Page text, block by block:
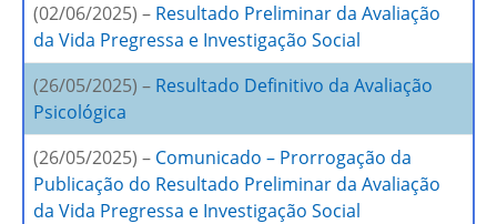
(02/06/2025) – Resultado Preliminar da Avaliação
da Vida Pregressa e Investigação Social
(26/05/2025) – Resultado Definitivo da Avaliação
Psicológica
(26/05/2025) – Comunicado – Prorrogação da
Publicação do Resultado Preliminar da Avaliação
da Vida Pregressa e Investigação Social